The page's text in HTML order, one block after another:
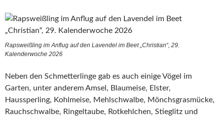
Rapsweißling im Anflug auf den Lavendel im Beet „Christian“, 29.
Kalenderwoche 2026
Neben den Schmetterlinge gab es auch einige Vögel im
Garten, unter anderem Amsel, Blaumeise, Elster,
Haussperling, Kohlmeise, Mehlschwalbe, Mönchsgrasmücke,
Rauchschwalbe, Ringeltaube, Rotkehlchen, Stieglitz und